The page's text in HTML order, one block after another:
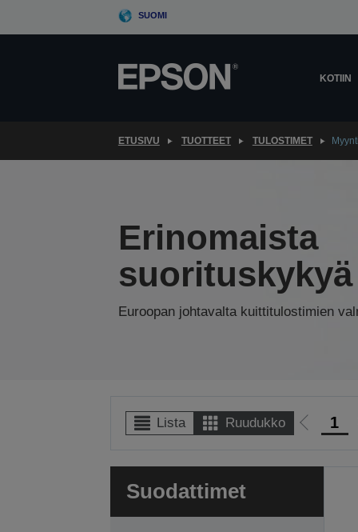
SUOMI
KOTIIN
ETUSIVU TUOTTEET TULOSTIMET
Erinomaista
suorituskykyä
Euroopan johtavalta kuittitulostimien
Lista Ruudukko
Siirry
sivulle
1
Suodattimet